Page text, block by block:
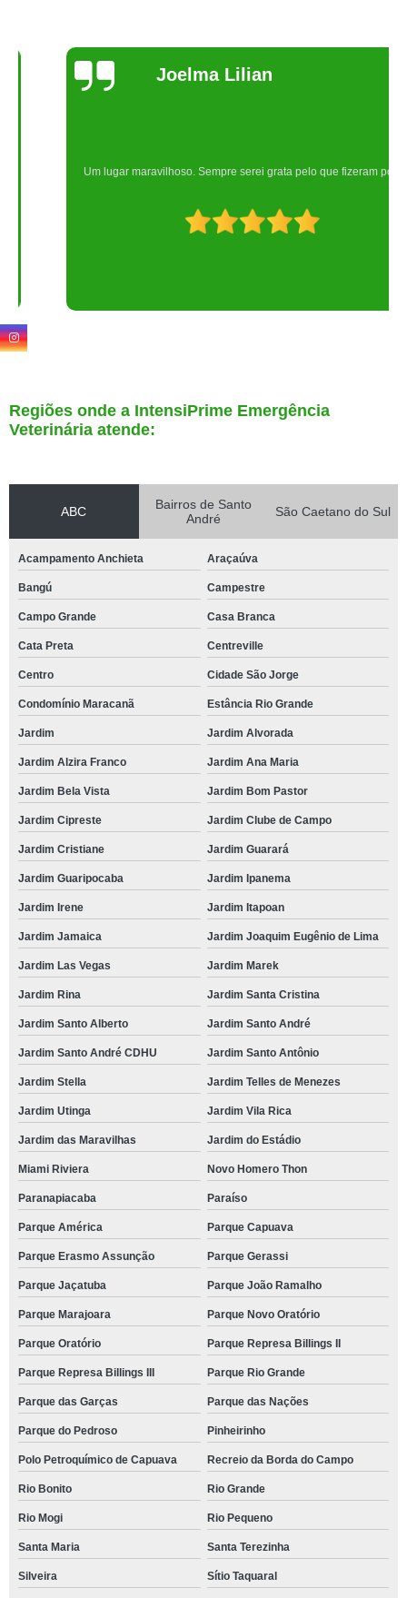
Joelma Lilian
Um lugar maravilhoso. Sempre serei grata pelo que fizeram por nós!
Regiões onde a IntensiPrime Emergência
Veterinária atende:
ABC
Bairros de Santo
André
São Caetano do Sul
Acampamento Anchieta Araçaúva
Bangú Campestre
Campo Grande Casa Branca
Cata Preta Centreville
Centro Cidade São Jorge
Condomínio Maracanã Estância Rio Grande
Jardim Jardim Alvorada
Jardim Alzira Franco Jardim Ana Maria
Jardim Bela Vista Jardim Bom Pastor
Jardim Cipreste Jardim Clube de Campo
Jardim Cristiane Jardim Guarará
Jardim Guaripocaba Jardim Ipanema
Jardim Irene Jardim Itapoan
Jardim Jamaica Jardim Joaquim Eugênio de Lima
Jardim Las Vegas Jardim Marek
Jardim Rina Jardim Santa Cristina
Jardim Santo Alberto Jardim Santo André
Jardim Santo André CDHU Jardim Santo Antônio
Jardim Stella Jardim Telles de Menezes
Jardim Utinga Jardim Vila Rica
Jardim das Maravilhas Jardim do Estádio
Miami Riviera Novo Homero Thon
Paranapiacaba Paraíso
Parque América Parque Capuava
Parque Erasmo Assunção Parque Gerassi
Parque Jaçatuba Parque João Ramalho
Parque Marajoara Parque Novo Oratório
Parque Oratório Parque Represa Billings II
Parque Represa Billings III Parque Rio Grande
Parque das Garças Parque das Nações
Parque do Pedroso Pinheirinho
Polo Petroquímico de Capuava Recreio da Borda do Campo
Rio Bonito Rio Grande
Rio Mogi Rio Pequeno
Santa Maria Santa Terezinha
Silveira Sítio Taquaral